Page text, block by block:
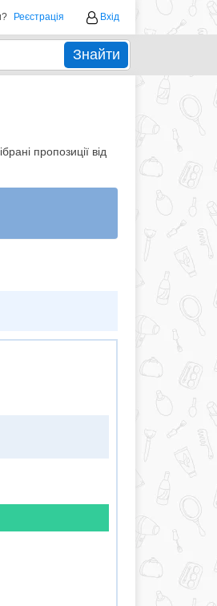
Реєстрація Вхід
Знайти
пропозиції від